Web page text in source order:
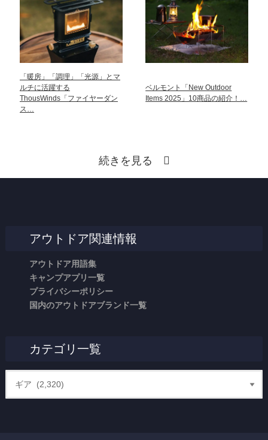
「暖房」「調理」「光源」とマ
ルチに活躍する
ThousWinds「ファイヤーダン
ス…
ベルモント「New Outdoor
Items 2025」10商品の紹介！…
続きを見る
アウトドア関連情報
アウトドア用語集
キャンプアプリ一覧
プライバシーポリシー
国内のアウトドアブランド一覧
カテゴリ一覧